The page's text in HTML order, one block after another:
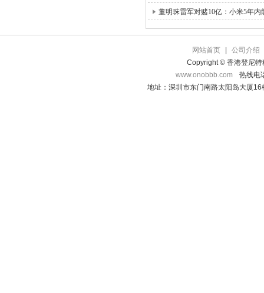
董明珠雷军对赌10亿：小米5年内
网站首页
公司介绍
Copyright © 香港登尼特
www.onobbb.com
热线电
地址：深圳市东门南路太阳岛大厦